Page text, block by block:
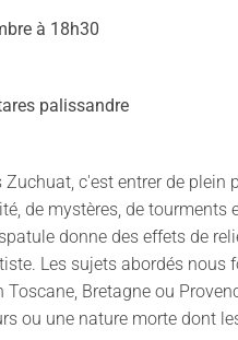
à 18h30
palissandre
c'est entrer de plein
de mystères, de tourments
donne des effets de
Les sujets abordés nous
Bretagne ou
ou une nature morte dont